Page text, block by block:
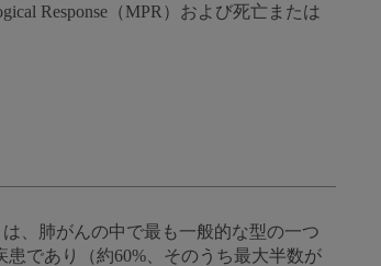
Response（MPR）および死亡または
、肺がんの中で最も一般的な型の一つ
であり（約60%、そのうち最大半数が